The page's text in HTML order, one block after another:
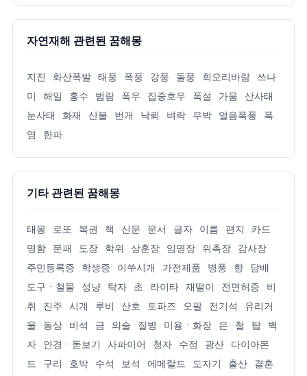
자연재해 관련된 꿈해몽
지진 화산폭발 태풍 폭풍 강풍 돌풍 회오리바람
쓰나
미
해일 홍수 범람 폭우 집중호우 폭설 가뭄
산사태
눈사태
화재 산불 번개 낙뢰 벼락 우박 얼음폭풍
폭
염
한파
기타 관련된 꿈해몽
태몽 로또 복권 책 신문 문서 글자 이름 편지
카드
명함
문패 도장 학위 상훈장 임명장 위촉장
감사장
주민등록증
학생증 이쑤시개 가전제품 병풍 향
담배
도구ㆍ철물
성냥 탁자 초 라이타 재떨이 전면허증
비
취
진주 시계 루비 산호 토파즈 오팔 전기석
유리거
울
동상 비석 금 의술 질병 미용ㆍ화장 은 철 탑
백
자
안경ㆍ돋보기 사파이어 청자 수정 광산
다이아몬
드
구리 호박 수석 보석 에메랄드 도자기 출산
결혼